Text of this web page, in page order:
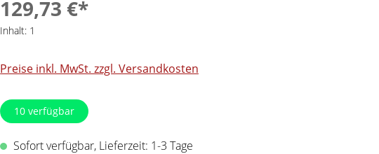
129,73 €*
Inhalt: 1
Preise inkl. MwSt. zzgl. Versandkosten
10 verfügbar
Sofort verfügbar, Lieferzeit: 1-3 Tage